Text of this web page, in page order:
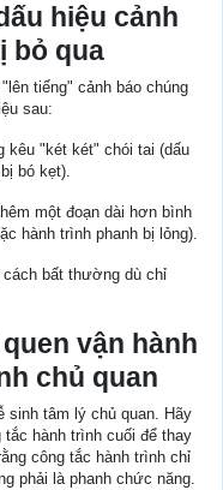
hiệu cảnh
bỏ qua
tiếng" cảnh báo chúng
sau:
kêu "két két" chói tai (dấu
bó kẹt).
một đoạn dài hơn bình
hành trình phanh bị lỏng).
bất thường dù chỉ
vận hành
chủ quan
sinh tâm lý chủ quan. Hãy
hành trình cuối để thay
công tắc hành trình chỉ
phải là phanh chức năng.